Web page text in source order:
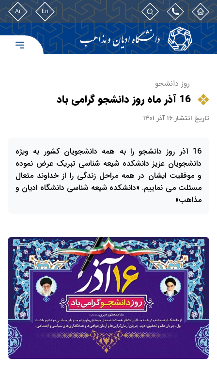
En
Ar
روز دانشجو
16 آذر ماه روز دانشجو گرامی باد
تاریخ انتشار:۱۶ آذر ۱۴۰۱
16 آذر روز دانشجو را به همه دانشجویان کشور به ویژه
دانشجویان عزیز دانشکده شیعه شناسی تبریک عرض نموده
و موفقیت ایشان در همه مراحل زندگی را از خداوند متعال
مسئلت می نماییم. «دانشکده شیعه شناسی دانشگاه ادیان و
مذاهب»